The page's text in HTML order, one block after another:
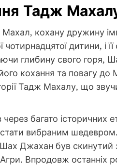
Тадж
кохану дружину
дитини, і
глибину свого горя,
кохання та повагу до
Тадж Махалу, що
багато історичних
вибраним
Шах Джахан був скинутий
Впродовж останніх